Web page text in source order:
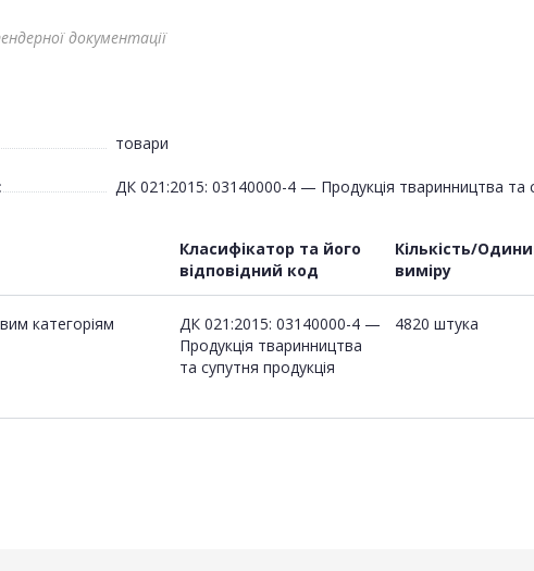
документації
товари
ДК 021:2015: 03140000-4 — Продукція тваринництва та
Класифікатор та його
відповідний код
Кількість/
виміру
категоріям
ДК 021:2015: 03140000-4 —
Продукція тваринництва
та супутня продукція
4820 штука